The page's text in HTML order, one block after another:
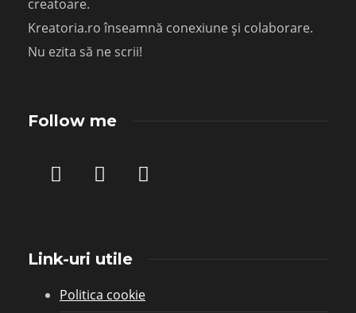
creatoare.
Kreatoria.ro înseamnă conexiune și colaborare.
Nu ezita să ne scrii!
Follow me
Link-uri utile
Politica cookie